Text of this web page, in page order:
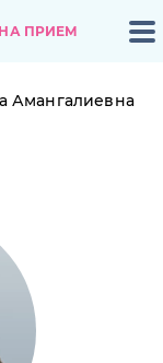
ПРИЕМ
ПРИЕМ
Амангалиевна